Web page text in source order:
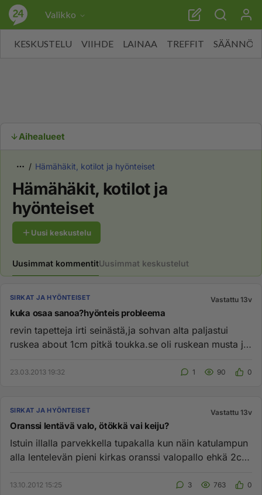
Valikko
KESKUSTELU VIIHDE LAINAA TREFFIT SÄÄNNÖT
Aihealueet
Hämähäkit, kotilot ja hyönteiset
Hämähäkit, kotilot ja
hyönteiset
Uusi keskustelu
Uusimmat kommentitUusimmat keskustelut
SIRKAT JA HYÖNTEISET Vastattu 13v
kuka osaa sanoa?hyönteis probleema
revin tapetteja irti seinästä,ja sohvan alta paljastui
ruskea about 1cm pitkä toukka.se oli ruskean musta ja
23.03.2013 19:32 1 90 0
SIRKAT JA HYÖNTEISET Vastattu 13v
Oranssi lentävä valo, ötökkä vai keiju?
Istuin illalla parvekkella tupakalla kun näin katulampun
alla lentelevän pieni kirkas oranssi valopallo ehkä 2cm
13.10.2012 15:25 3 763 0